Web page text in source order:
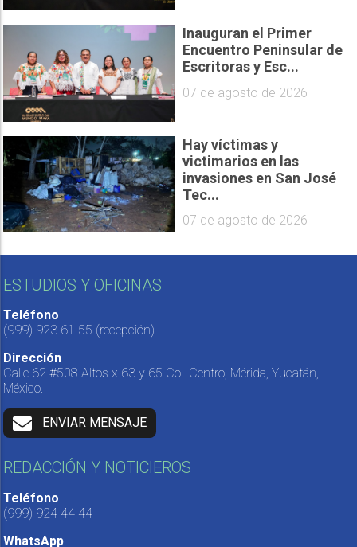
Inauguran el Primer
Encuentro Peninsular de
Escritoras y Esc...
07 de agosto de 2026
Hay víctimas y
victimarios en las
invasiones en San José
Tec...
07 de agosto de 2026
ESTUDIOS Y OFICINAS
Teléfono
(999) 923 61 55 (recepción)
Dirección
Calle 62 #508 Altos x 63 y 65 Col. Centro, Mérida, Yucatán,
México.
ENVIAR MENSAJE
REDACCIÓN Y NOTICIEROS
Teléfono
(999) 924 44 44
WhatsApp